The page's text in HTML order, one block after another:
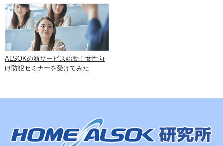
ALSOKの新サービス始動！女性向
け防犯セミナーを受けてみた